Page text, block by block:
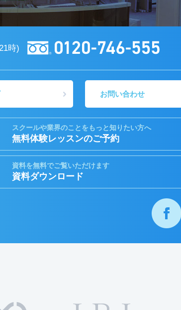
時)
お問い合わせ
スクールや業界のことをもっと知りたい方へ
無料体験レッスンのご予約
資料を無料でご覧いただけます
資料ダウンロード